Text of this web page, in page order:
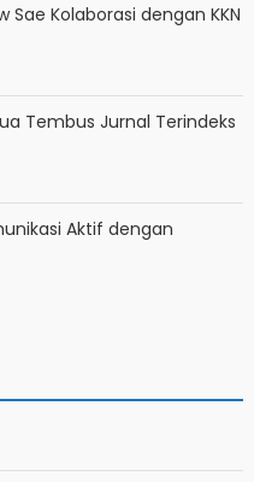
Sae Kolaborasi dengan KKN
Tembus Jurnal Terindeks
Aktif dengan